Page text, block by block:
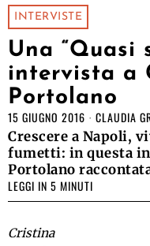
INTERVISTE
Una “Quasi
intervista a
Portolano
15 GIUGNO 2016 CLAUDIA
Crescere a Napoli,
fumetti: in questa
Portolano
LEGGI IN 5 MINUTI
Cristina